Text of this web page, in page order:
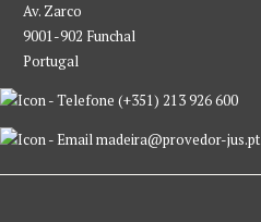
Av. Zarco
9001-902 Funchal
Portugal
(+351) 213 926 600
madeira@provedor-jus.pt